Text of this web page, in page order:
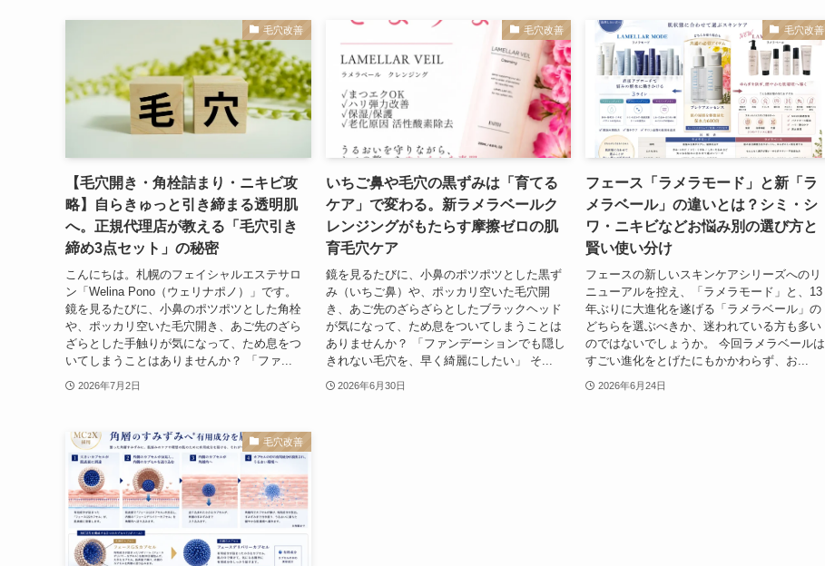
毛穴改善
【毛穴開き・角栓詰まり・ニキビ攻
略】自らきゅっと引き締まる透明肌
へ。正規代理店が教える「毛穴引き
締め3点セット」の秘密
こんにちは。札幌のフェイシャルエステサロ
ン「Welina Pono（ウェリナポノ）」です。
鏡を見るたびに、小鼻のポツポツとした角栓
や、ポッカリ空いた毛穴開き、あご先のざら
ざらとした手触りが気になって、ため息をつ
いてしまうことはありませんか？ 「ファ...
2026年7月2日
毛穴改善
いちご鼻や毛穴の黒ずみは「育てる
ケア」で変わる。新ラメラベールク
レンジングがもたらす摩擦ゼロの肌
育毛穴ケア
鏡を見るたびに、小鼻のポツポツとした黒ず
み（いちご鼻）や、ポッカリ空いた毛穴開
き、あご先のざらざらとしたブラックヘッド
が気になって、ため息をついてしまうことは
ありませんか？ 「ファンデーションでも隠し
きれない毛穴を、早く綺麗にしたい」 そ...
2026年6月30日
毛穴改善
フェース「ラメラモード」と新「ラ
メラベール」の違いとは？シミ・シ
ワ・ニキビなどお悩み別の選び方と
賢い使い分け
フェースの新しいスキンケアシリーズへのリ
ニューアルを控え、「ラメラモード」と、13
年ぶりに大進化を遂げる「ラメラベール」の
どちらを選ぶべきか、迷われている方も多い
のではないでしょうか。 今回ラメラベールは
すごい進化をとげたにもかかわらず、お...
2026年6月24日
毛穴改善